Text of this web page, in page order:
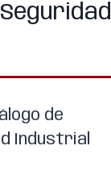
de
Industrial